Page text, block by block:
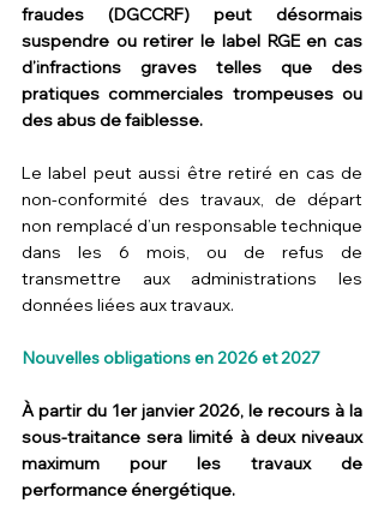
fraudes (DGCCRF) peut désormais
suspendre ou retirer le label RGE en cas
d’infractions graves telles que des
pratiques commerciales trompeuses ou
des abus de faiblesse.
Le label peut aussi être retiré en cas de
non-conformité des travaux, de départ
non remplacé d’un responsable technique
dans les 6 mois, ou de refus de
transmettre aux administrations les
données liées aux travaux.
Nouvelles obligations en 2026 et 2027
À partir du 1er janvier 2026, le recours à la
sous-traitance sera limité à deux niveaux
maximum pour les travaux de
performance énergétique.